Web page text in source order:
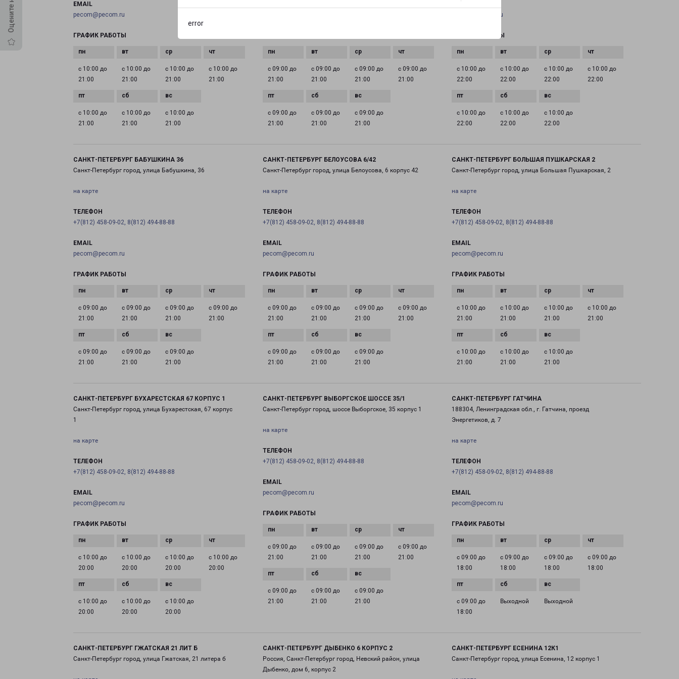
error
EMAIL
pecom@pecom.ru
ГРАФИК РАБОТЫ
с 10:00 до
21:00
с 10:00 до
21:00
с 10:00 до
21:00
с 10:00 до
21:00
с 10:00 до
21:00
с 10:00 до
21:00
с 10:00 до
21:00
с 09:00 до
21:00
с 09:00 до
21:00
с 09:00 до
21:00
с 09:00 до
21:00
с 09:00 до
21:00
с 09:00 до
21:00
с 09:00 до
21:00
pecom@pecom.ru
ГРАФИК РАБОТЫ
с 10:00 до
22:00
с 10:00 до
22:00
с 10:00 до
22:00
с 10:00 до
22:00
с 10:00 до
22:00
с 10:00 до
22:00
с 10:00 до
22:00
САНКТ-ПЕТЕРБУРГ БАБУШКИНА 36
Санкт-Петербург город, улица Бабушкина, 36
на карте
ТЕЛЕФОН
+7(812) 458-09-02, 8(812) 494-88-88
EMAIL
pecom@pecom.ru
ГРАФИК РАБОТЫ
с 09:00 до
21:00
с 09:00 до
21:00
с 09:00 до
21:00
с 09:00 до
21:00
с 09:00 до
21:00
с 09:00 до
21:00
с 09:00 до
21:00
САНКТ-ПЕТЕРБУРГ БЕЛОУСОВА 6/42
Санкт-Петербург город, улица Белоусова, 6 корпус 42
на карте
ТЕЛЕФОН
+7(812) 458-09-02, 8(812) 494-88-88
EMAIL
pecom@pecom.ru
ГРАФИК РАБОТЫ
с 09:00 до
21:00
с 09:00 до
21:00
с 09:00 до
21:00
с 09:00 до
21:00
с 09:00 до
21:00
с 09:00 до
21:00
с 09:00 до
21:00
САНКТ-ПЕТЕРБУРГ БОЛЬШАЯ ПУШКАРСКАЯ 2
Санкт-Петербург город, улица Большая Пушкарская, 2
на карте
ТЕЛЕФОН
+7(812) 458-09-02, 8(812) 494-88-88
EMAIL
pecom@pecom.ru
ГРАФИК РАБОТЫ
с 10:00 до
21:00
с 10:00 до
21:00
с 10:00 до
21:00
с 10:00 до
21:00
с 10:00 до
21:00
с 10:00 до
21:00
с 10:00 до
21:00
САНКТ-ПЕТЕРБУРГ БУХАРЕСТСКАЯ 67 КОРПУС 1
Санкт-Петербург город, улица Бухарестская, 67 корпус
1
на карте
ТЕЛЕФОН
+7(812) 458-09-02, 8(812) 494-88-88
EMAIL
pecom@pecom.ru
ГРАФИК РАБОТЫ
с 10:00 до
20:00
с 10:00 до
20:00
с 10:00 до
20:00
с 10:00 до
20:00
с 10:00 до
20:00
с 10:00 до
20:00
с 10:00 до
20:00
САНКТ-ПЕТЕРБУРГ ВЫБОРГСКОЕ ШОССЕ 35/1
Санкт-Петербург город, шоссе Выборгское, 35 корпус 1
на карте
ТЕЛЕФОН
+7(812) 458-09-02, 8(812) 494-88-88
EMAIL
pecom@pecom.ru
ГРАФИК РАБОТЫ
с 09:00 до
21:00
с 09:00 до
21:00
с 09:00 до
21:00
с 09:00 до
21:00
с 09:00 до
21:00
с 09:00 до
21:00
с 09:00 до
21:00
САНКТ-ПЕТЕРБУРГ ГАТЧИНА
188304, Ленинградская обл., г. Гатчина, проезд
Энергетиков, д. 7
на карте
ТЕЛЕФОН
+7(812) 458-09-02, 8(812) 494-88-88
EMAIL
pecom@pecom.ru
ГРАФИК РАБОТЫ
с 09:00 до
18:00
с 09:00 до
18:00
с 09:00 до
18:00
с 09:00 до
18:00
с 09:00 до
18:00
Выходной Выходной
САНКТ-ПЕТЕРБУРГ ГЖАТСКАЯ 21 ЛИТ Б
Санкт-Петербург город, улица Гжатская, 21 литера б
САНКТ-ПЕТЕРБУРГ ДЫБЕНКО 6 КОРПУС 2
Россия, Санкт-Петербург город, Невский район, улица
Дыбенко, дом 6, корпус 2
САНКТ-ПЕТЕРБУРГ ЕСЕНИНА 12К1
Санкт-Петербург город, улица Есенина, 12 корпус 1